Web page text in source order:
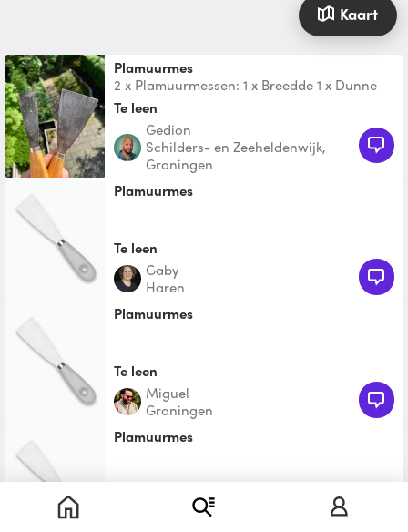
Kaart
Plamuurmes
2 x Plamuurmessen: 1 x Breedde 1 x Dunne
Te leen
Gedion
Schilders- en Zeeheldenwijk,
Groningen
Plamuurmes
Te leen
Gaby
Haren
Plamuurmes
Te leen
Miguel
Groningen
Plamuurmes